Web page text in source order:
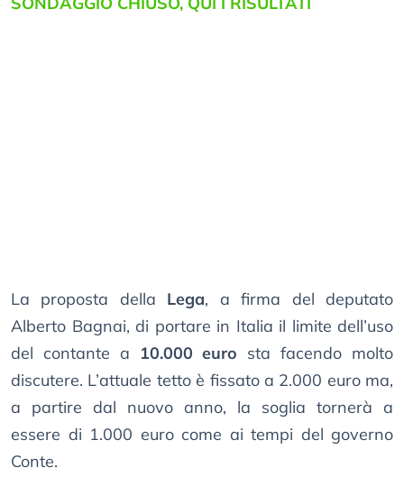
La proposta della Lega, a firma del deputato
Alberto Bagnai, di portare in Italia il limite dell’uso
del contante a
10.000 euro sta facendo molto
discutere. L’attuale tetto è fissato a 2.000 euro ma,
a partire dal nuovo anno, la soglia tornerà a
essere di 1.000 euro come ai tempi del governo
Conte.